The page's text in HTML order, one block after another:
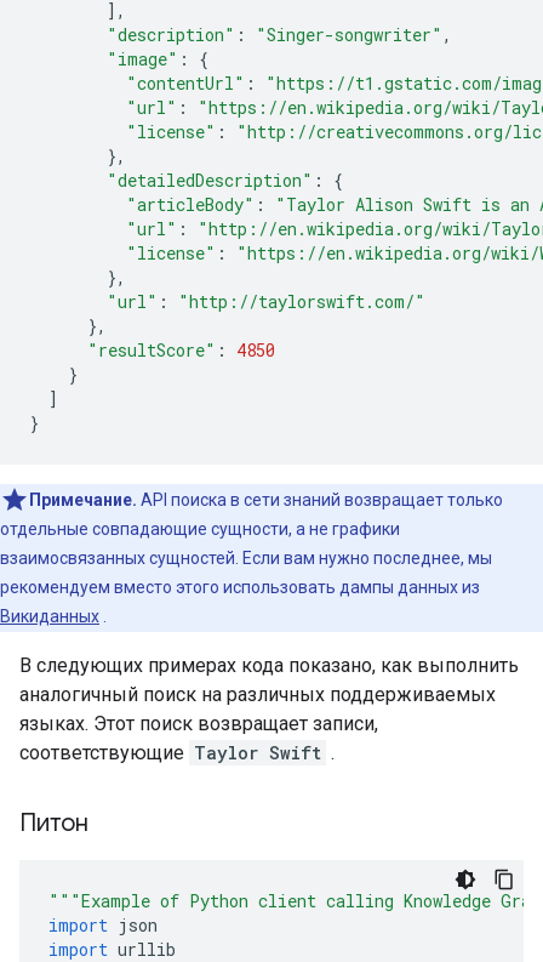
],
"description" : "Singer-songwriter" ,
"image" :
{
"contentUrl" :
"https://t1.gstatic.com/
"url" :
"https://en.wikipedia.org/wiki/
"license" :
"http://creativecommons.org/
},
"detailedDescription" :
{
"articleBody" :
"Taylor Alison Swift is an
"url" :
"http://en.wikipedia.org/wiki/
"license" :
"https://en.wikipedia.org/wiki/
},
"url" :
"http://taylorswift.com/"
},
"resultScore" :
4850
}
]
}
Примечание. API поиска в сети знаний возвращает только
отдельные совпадающие сущности, а не графики
взаимосвязанных сущностей. Если вам нужно последнее, мы
рекомендуем вместо этого использовать дампы данных из
Викиданных
В следующих примерах кода показано, как выполнить
аналогичный поиск на различных поддерживаемых
языках. Этот поиск возвращает записи,
соответствующие Taylor Swift .
Питон
"""Example of Python client calling Knowledge
import json
import urllib